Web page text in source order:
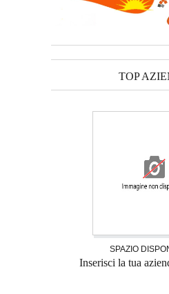
TOP
SPAZIO
Inserisci la tua